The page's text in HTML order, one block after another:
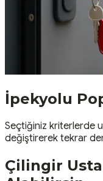
İpekyolu
Seçtiğiniz kriterlerde
değiştirerek tekrar
Çilingir